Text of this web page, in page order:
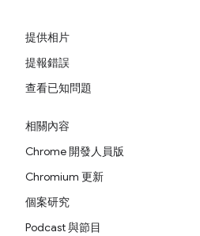
提供相片
提報錯誤
查看已知問題
相關內容
Chrome 開發人員版
Chromium 更新
個案研究
Podcast 與節目